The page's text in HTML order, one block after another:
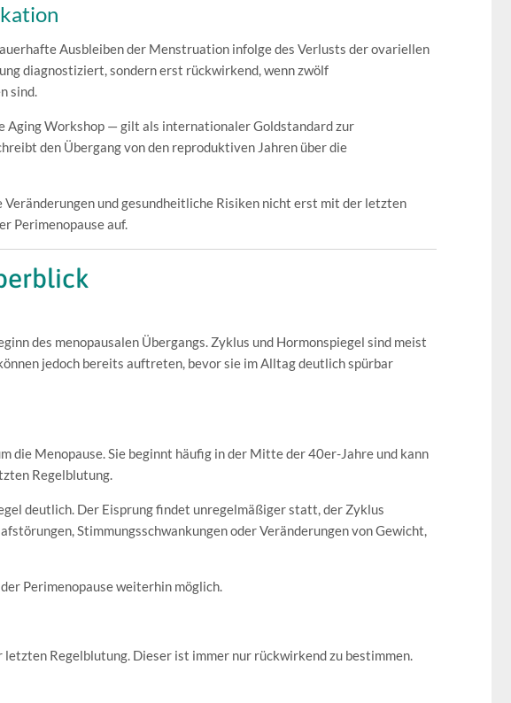
Ausbleiben der Menstruation infolge des Verlusts der ovariellen
diagnostiziert, sondern erst rückwirkend, wenn zwölf
sind.
Aging Workshop — gilt als internationaler Goldstandard zur
den Übergang von den reproduktiven Jahren über die
und gesundheitliche Risiken nicht erst mit der letzten
Perimenopause auf.
des menopausalen Übergangs. Zyklus und Hormonspiegel sind meist
jedoch bereits auftreten, bevor sie im Alltag deutlich spürbar
die Menopause. Sie beginnt häufig in der Mitte der 40er-Jahre und kann
Regelblutung.
deutlich. Der Eisprung findet unregelmäßiger statt, der Zyklus
Stimmungsschwankungen oder Veränderungen von Gewicht,
Perimenopause weiterhin möglich.
Regelblutung. Dieser ist immer nur rückwirkend zu bestimmen.